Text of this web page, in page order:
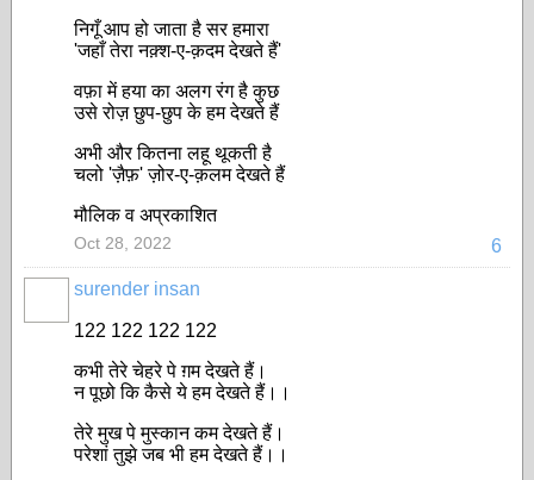
निगूँ आप हो जाता है सर हमारा
'जहाँ तेरा नक़्श-ए-क़दम देखते हैं'
वफ़ा में हया का अलग रंग है कुछ
उसे रोज़ छुप-छुप के हम देखते हैं
अभी और कितना लहू थूकती है
चलो 'ज़ैफ़' ज़ोर-ए-क़लम देखते हैं
मौलिक व अप्रकाशित
6
Oct 28, 2022
surender insan
122 122 122 122
कभी तेरे चेहरे पे ग़म देखते हैं।
न पूछो कि कैसे ये हम देखते हैं।।
तेरे मुख पे मुस्कान कम देखते हैं।
परेशां तुझे जब भी हम देखते हैं।।